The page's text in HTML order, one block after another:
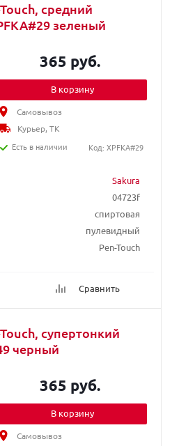
средний
зеленый
Sakura
04723f
спиртовая
пулевидный
Pen-Touch
Сравнить
365 руб.
В корзину
Самовывоз
Курьер, ТК
Есть в наличии
Код: XPFKA#29
супертонкий
черный
365 руб.
В корзину
Самовывоз